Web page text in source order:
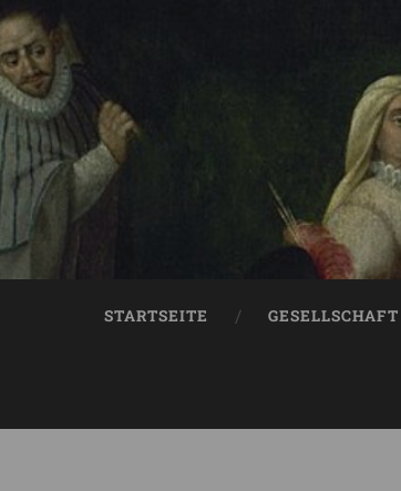
STARTSEITE GESELLSCHAFT